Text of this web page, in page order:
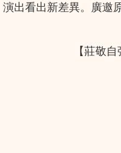
出看出新差異。廣邀
【莊敬